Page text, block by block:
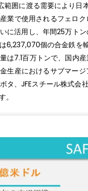
範囲に渡る需要により
業で使用されるフェロ
に活用し、年間25万ト
6,237,070個の合金鉄を
は7.1百万トンで、国内
生産におけるサブマー
タ、JFEスチール株式会
。